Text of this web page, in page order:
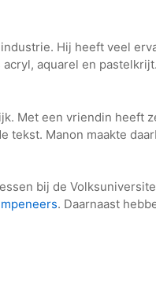
Hij heeft veel
aquarel en
Met een vriendin heeft
tekst. Manon maakte
bij de
. Daarnaast